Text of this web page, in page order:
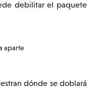
debilitar el paquete
aparte
dónde se doblará